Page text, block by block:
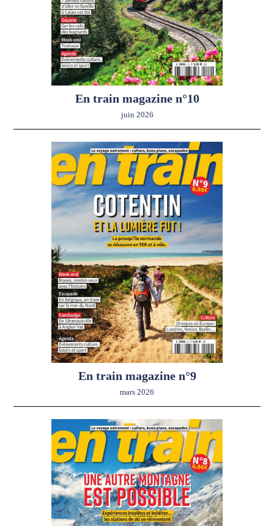
En train magazine n°10
juin 2026
En train magazine n°9
mars 2026